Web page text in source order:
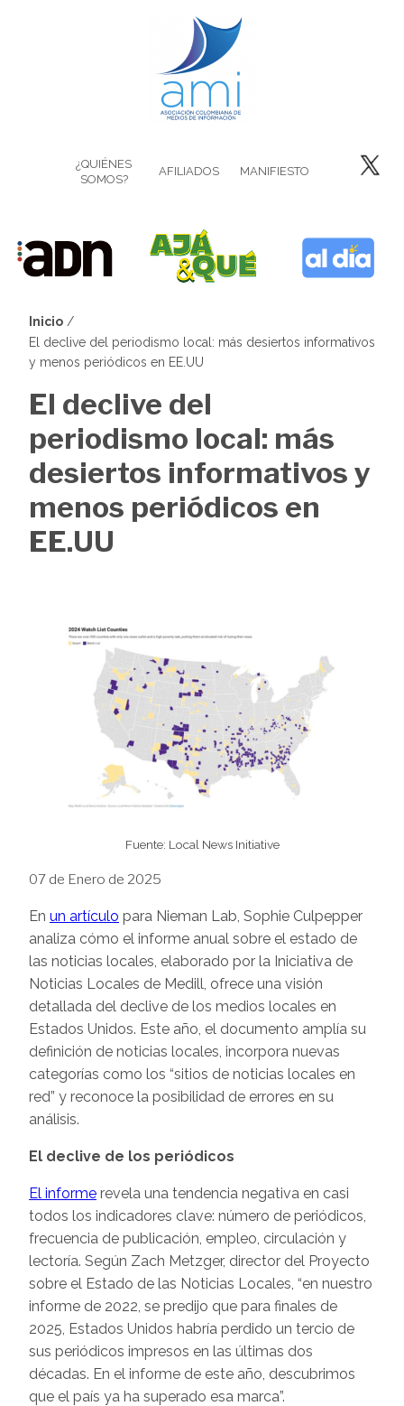
¿QUIÉNES
SOMOS?
AFILIADOS MANIFIESTO
Sobrescribir
de
ayuda
a
la
navegación
Inicio
El declive del periodismo local: más desiertos informativos
y menos periódicos en EE.UU
El declive del
periodismo local: más
desiertos informativos y
menos periódicos en
EE.UU
Fuente: Local News Initiative
07 de Enero de 2025
En un artículo para Nieman Lab, Sophie Culpepper
analiza cómo el informe anual sobre el estado de
las noticias locales, elaborado por la Iniciativa de
Noticias Locales de Medill, ofrece una visión
detallada del declive de los medios locales en
Estados Unidos. Este año, el documento amplía su
definición de noticias locales, incorpora nuevas
categorías como los “sitios de noticias locales en
red” y reconoce la posibilidad de errores en su
análisis.
El declive de los periódicos
El informe revela una tendencia negativa en casi
todos los indicadores clave: número de periódicos,
frecuencia de publicación, empleo, circulación y
lectoría. Según Zach Metzger, director del Proyecto
sobre el Estado de las Noticias Locales, “en nuestro
informe de 2022, se predijo que para finales de
2025, Estados Unidos habría perdido un tercio de
sus periódicos impresos en las últimas dos
décadas. En el informe de este año, descubrimos
que el país ya ha superado esa marca”.